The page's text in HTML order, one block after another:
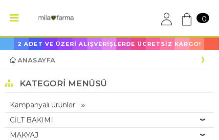
0
2 ADET VE ÜZERİ ALIŞVERİŞLERDE ÜCRETSİZ KARGO!
ANASAYFA
KATEGORI MENÜSÜ
Kampanyalı ürünler
CİLT BAKIMI
MAKYAJ